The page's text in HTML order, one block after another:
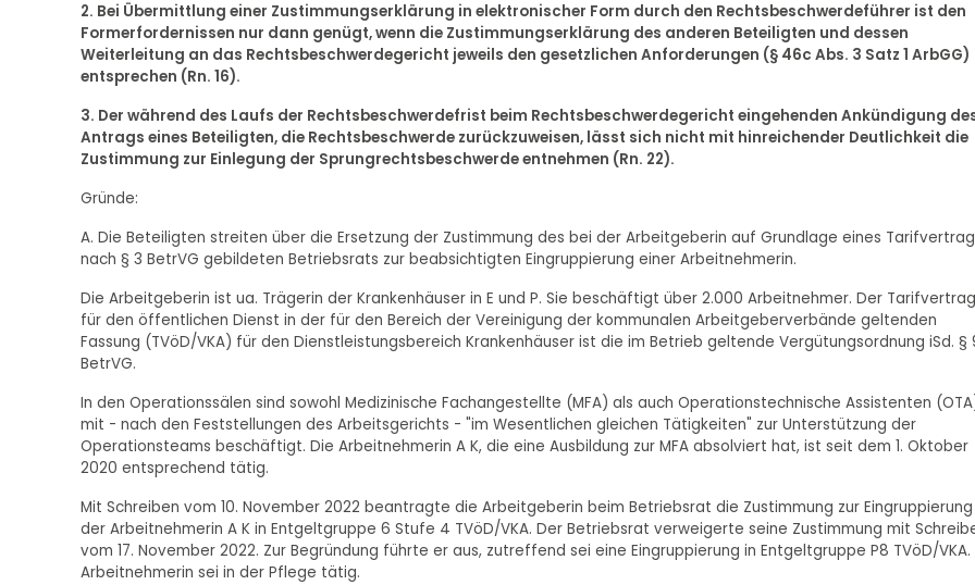
2. Bei Übermittlung einer Zustimmungserklärung in elektronischer Form durch den Rechtsbeschwerdeführer ist den
Formerfordernissen nur dann genügt, wenn die Zustimmungserklärung des anderen Beteiligten und dessen
Weiterleitung an das Rechtsbeschwerdegericht jeweils den gesetzlichen Anforderungen (§ 46c Abs. 3 Satz 1 ArbGG)
entsprechen (Rn. 16).
3. Der während des Laufs der Rechtsbeschwerdefrist beim Rechtsbeschwerdegericht eingehenden Ankündigung
Antrags eines Beteiligten, die Rechtsbeschwerde zurückzuweisen, lässt sich nicht mit hinreichender Deutlichkeit die
Zustimmung zur Einlegung der Sprungrechtsbeschwerde entnehmen (Rn. 22).
Gründe:
A. Die Beteiligten streiten über die Ersetzung der Zustimmung des bei der Arbeitgeberin auf Grundlage eines
nach § 3 BetrVG gebildeten Betriebsrats zur beabsichtigten Eingruppierung einer Arbeitnehmerin.
Die Arbeitgeberin ist ua. Trägerin der Krankenhäuser in E und P. Sie beschäftigt über 2.000 Arbeitnehmer. Der Tarifvertrag
für den öffentlichen Dienst in der für den Bereich der Vereinigung der kommunalen Arbeitgeberverbände geltenden
Fassung (TVöD/VKA) für den Dienstleistungsbereich Krankenhäuser ist die im Betrieb geltende Vergütungsordnung iSd. §
BetrVG.
In den Operationssälen sind sowohl Medizinische Fachangestellte (MFA) als auch Operationstechnische Assistenten
mit - nach den Feststellungen des Arbeitsgerichts - "im Wesentlichen gleichen Tätigkeiten" zur Unterstützung der
Operationsteams beschäftigt. Die Arbeitnehmerin A K, die eine Ausbildung zur MFA absolviert hat, ist seit dem 1. Oktober
2020 entsprechend tätig.
Mit Schreiben vom 10. November 2022 beantragte die Arbeitgeberin beim Betriebsrat die Zustimmung zur Eingruppierung
der Arbeitnehmerin A K in Entgeltgruppe 6 Stufe 4 TVöD/VKA. Der Betriebsrat verweigerte seine Zustimmung mit
vom 17. November 2022. Zur Begründung führte er aus, zutreffend sei eine Eingruppierung in Entgeltgruppe P8 TVöD/VKA.
Arbeitnehmerin sei in der Pflege tätig.